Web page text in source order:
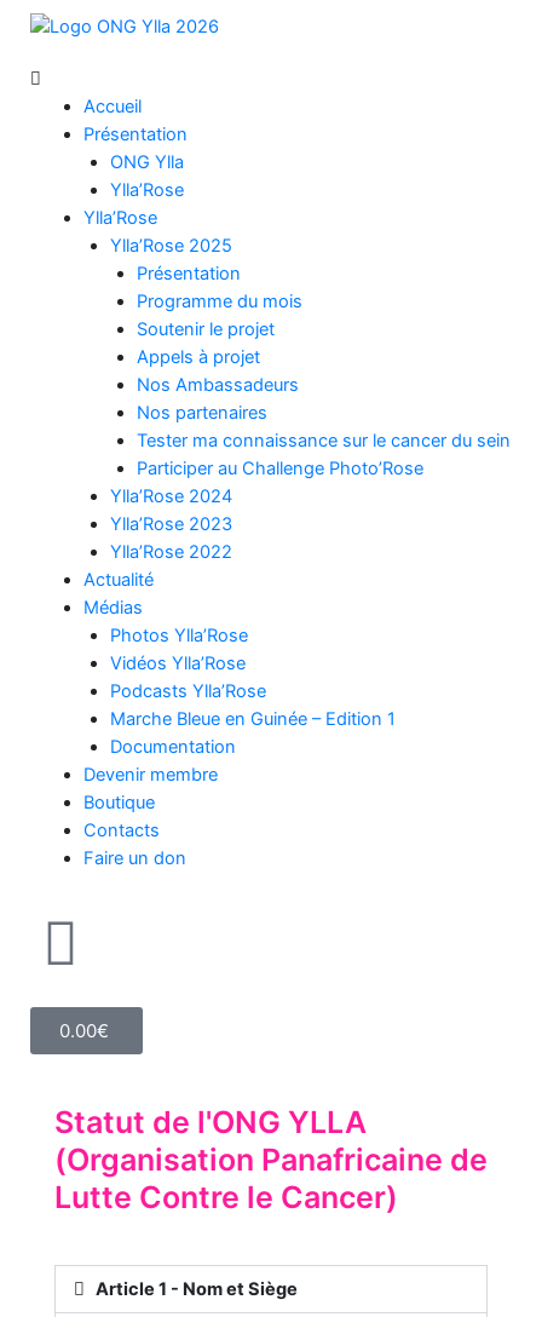
Accueil
Présentation
ONG Ylla
Ylla’Rose
Ylla’Rose
Ylla’Rose 2025
Présentation
Programme du mois
Soutenir le projet
Appels à projet
Nos Ambassadeurs
Nos partenaires
Tester ma connaissance sur le cancer du sein
Participer au Challenge Photo’Rose
Ylla’Rose 2024
Ylla’Rose 2023
Ylla’Rose 2022
Actualité
Médias
Photos Ylla’Rose
Vidéos Ylla’Rose
Podcasts Ylla’Rose
Marche Bleue en Guinée – Edition 1
Documentation
Devenir membre
Boutique
Contacts
Faire un don
0.00€
Statut de l'ONG YLLA
(Organisation Panafricaine de
Lutte Contre le Cancer)
Article 1 - Nom et Siège